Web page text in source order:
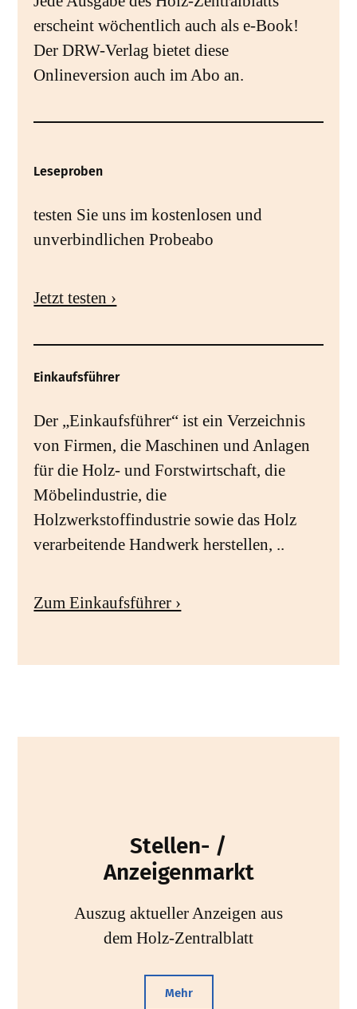
erscheint wöchentlich auch als e-Book!
Der DRW-Verlag bietet diese
Onlineversion auch im Abo an.
Leseproben
testen Sie uns im kostenlosen und
unverbindlichen Probeabo
Jetzt testen ›
Einkaufsführer
Der „Einkaufsführer“ ist ein Verzeichnis
von Firmen, die Maschinen und Anlagen
für die Holz- und Forstwirtschaft, die
Möbelindustrie, die
Holzwerkstoffindustrie sowie das Holz
verarbeitende Handwerk herstellen, ..
Zum Einkaufsführer ›
Stellen- /
Anzeigenmarkt
Auszug aktueller Anzeigen aus
dem Holz-Zentralblatt
Mehr